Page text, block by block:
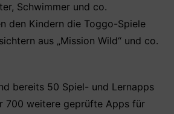
Schwimmer und co.
den Kindern die Toggo-Spiele
aus „Mission Wild“ und co.
bereits 50 Spiel- und Lernapps
700 weitere geprüfte Apps für